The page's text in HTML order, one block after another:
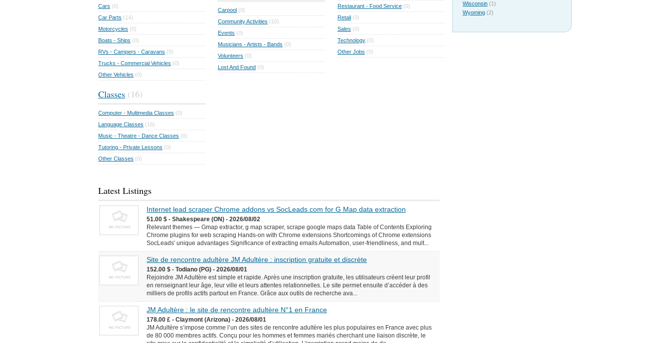
Cars (0)
Car Parts (14)
Motorcycles (0)
Boats - Ships (0)
RVs - Campers - Caravans (0)
Trucks - Commercial Vehicles (0)
Other Vehicles (0)
Classes (16)
Computer - Multimedia Classes (0)
Language Classes (16)
Music - Theatre - Dance Classes (0)
Tutoring - Private Lessons (0)
Other Classes (0)
Carpool (0)
Community Activities (10)
Events (0)
Musicians - Artists - Bands (0)
Volunteers (0)
Lost And Found (0)
Restaurant - Food Service (0)
Retail (0)
Sales (0)
Technology (0)
Other Jobs (0)
Latest Listings
Internet lead scraper Chrome addons vs SocLeads.com for G Map data extraction
51.00 $ - Shakespeare (ON) - 2026/08/02
Relevant themes — Gmap extractor, g map scraper, scrape google maps data Table of Contents Exploring
Chrome plugins for web scraping Hands-on with Chrome extensions Shortcomings of Chrome extensions
SocLeads' unique advantages Significance of extracting emails Automation, user-friendliness, and mult...
Site de rencontre adultère JM Adultère : inscription gratuite et discrète
152.00 $ - Todiano (PG) - 2026/08/01
Rejoindre JM Adultère est simple et rapide. Après une inscription gratuite, les utilisateurs créent leur profil
en renseignant leur âge, leur ville et leurs attentes relationnelles. Le site permet ensuite d’accéder à des
milliers de profils actifs partout en France. Grâce aux outils de recherche ava...
JM Adultère : le site de rencontre adultère N°1 en France
178.00 £ - Claymont (Arizona) - 2026/08/01
JM Adultère s’impose comme l’un des sites de rencontre adultère les plus populaires en France avec plus
de 80 000 membres actifs. Conçu pour les hommes et femmes mariés cherchant une liaison discrète, le
Wisconsin (1)
Wyoming (2)